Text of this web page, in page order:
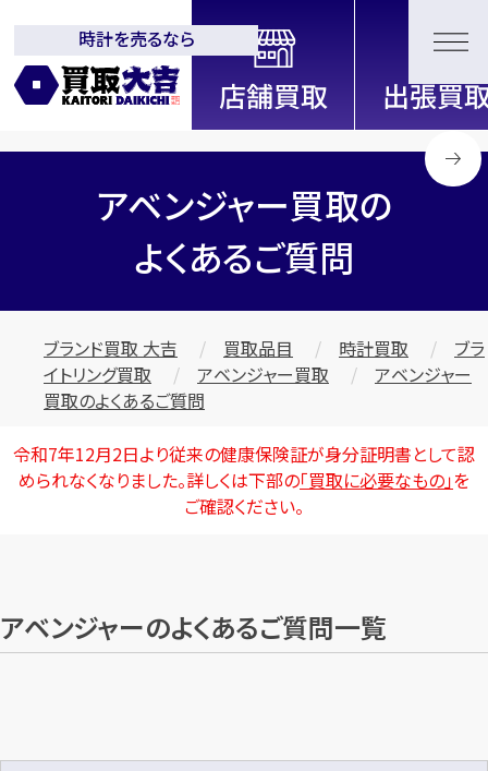
全国2200店舗以上展開中！
信頼と実績の買取専門店「買取大
吉」
時計を売るなら
アベンジャー買取の
よくあるご質問
ブランド買取 大吉 買取品目 時計買取
ブラ
イトリング買取
アベンジャー買取
アベンジャー
買取のよくあるご質問
令和7年12月2日より従来の健康保険証が身分証明書として認
められなくなりました。詳しくは下部の「買取に必要なもの」を
ご確認ください。
アベンジャーのよくあるご質問一覧